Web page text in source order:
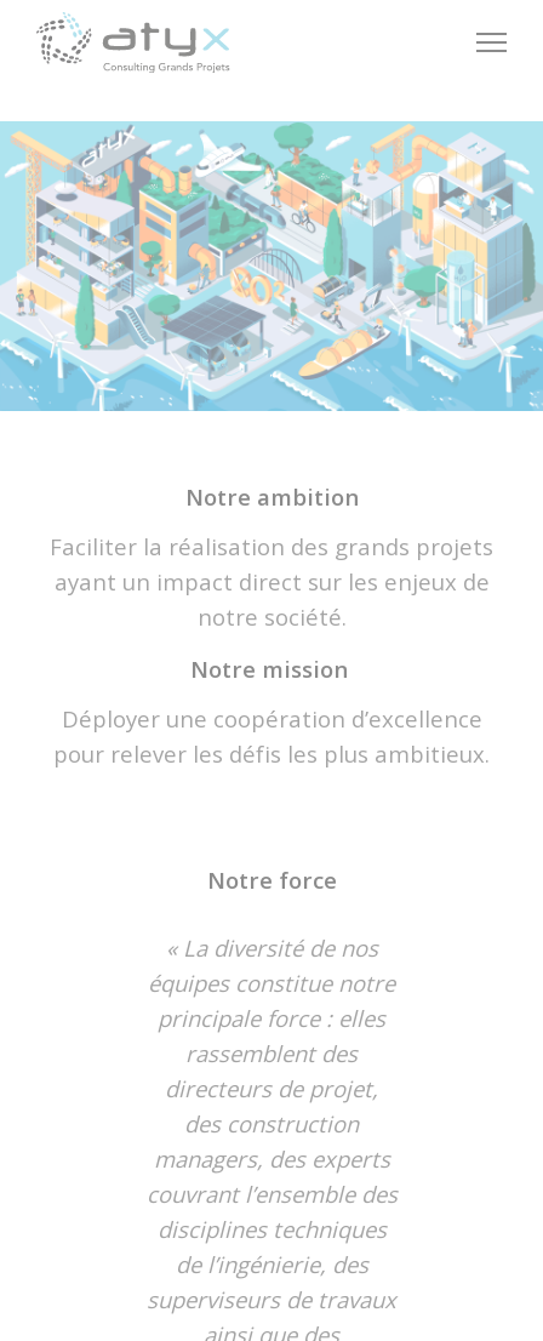
Notre ambition
Faciliter la réalisation des grands projets
ayant un impact direct sur les enjeux de
notre société.
Notre mission
Déployer une coopération d’excellence
pour relever les défis les plus ambitieux.
Notre force
« La diversité de nos
équipes constitue notre
principale force : elles
rassemblent des
directeurs de projet,
des construction
managers, des experts
couvrant l’ensemble des
disciplines techniques
de l’ingénierie, des
superviseurs de travaux
ainsi que des
Panneau de gestion des cookies